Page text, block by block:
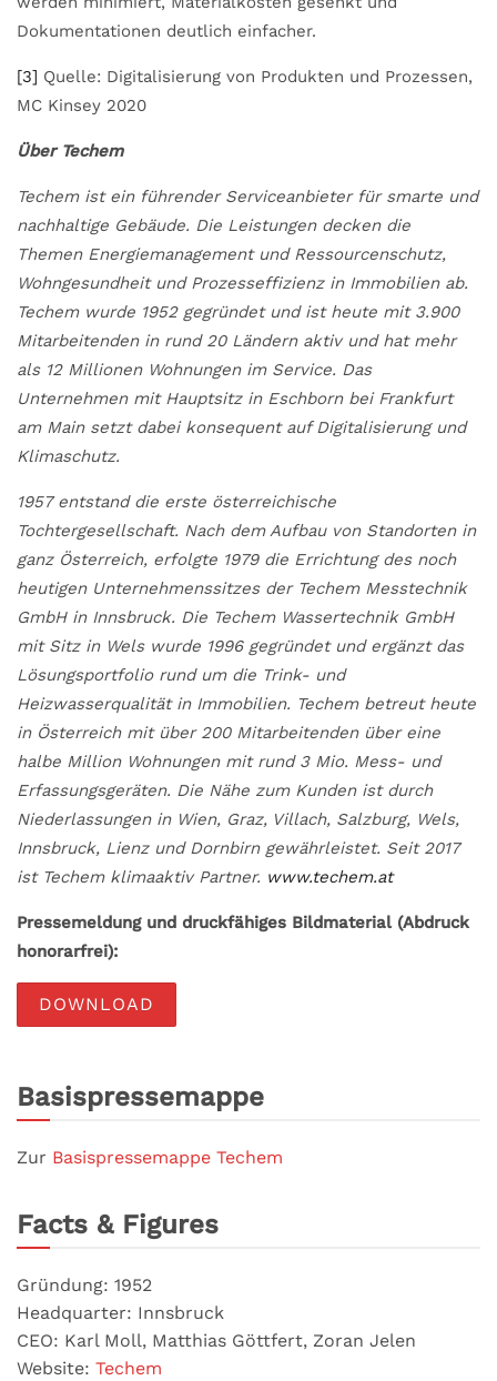
Dokumentationen deutlich einfacher.
[3] Quelle: Digitalisierung von Produkten und Prozessen,
MC Kinsey 2020
Über Techem
Techem ist ein führender Serviceanbieter für smarte und
nachhaltige Gebäude. Die Leistungen decken die
Themen Energiemanagement und Ressourcenschutz,
Wohngesundheit und Prozesseffizienz in Immobilien ab.
Techem wurde 1952 gegründet und ist heute mit 3.900
Mitarbeitenden in rund 20 Ländern aktiv und hat mehr
als 12 Millionen Wohnungen im Service. Das
Unternehmen mit Hauptsitz in Eschborn bei Frankfurt
am Main setzt dabei konsequent auf Digitalisierung und
Klimaschutz.
1957 entstand die erste österreichische
Tochtergesellschaft. Nach dem Aufbau von Standorten in
ganz Österreich, erfolgte 1979 die Errichtung des noch
heutigen Unternehmenssitzes der Techem Messtechnik
GmbH in Innsbruck. Die Techem Wassertechnik GmbH
mit Sitz in Wels wurde 1996 gegründet und ergänzt das
Lösungsportfolio rund um die Trink- und
Heizwasserqualität in Immobilien. Techem betreut heute
in Österreich mit über 200 Mitarbeitenden über eine
halbe Million Wohnungen mit rund 3 Mio. Mess- und
Erfassungsgeräten. Die Nähe zum Kunden ist durch
Niederlassungen in Wien, Graz, Villach, Salzburg, Wels,
Innsbruck, Lienz und Dornbirn gewährleistet. Seit 2017
ist Techem klimaaktiv Partner. www.techem.at
Pressemeldung und druckfähiges Bildmaterial (Abdruck
honorarfrei):
DOWNLOAD
Basispressemappe
Zur Basispressemappe Techem
Facts & Figures
Gründung: 1952
Headquarter: Innsbruck
CEO: Karl Moll, Matthias Göttfert, Zoran Jelen
Website: Techem